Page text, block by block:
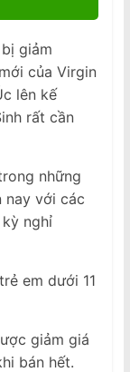
giảm
của Virgin
lên kế
rất cần
những
nay với các
nghỉ
em dưới 11
giảm giá
bán hết.